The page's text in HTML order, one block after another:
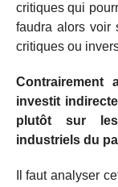
critiques qui
faudra alors voir
critiques ou
Contrairement
investit
plutôt sur
industriels du
Il faut analyser